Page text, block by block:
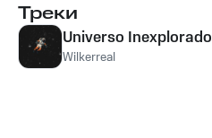
Треки
Universo Inexplorado
Wilkerreal